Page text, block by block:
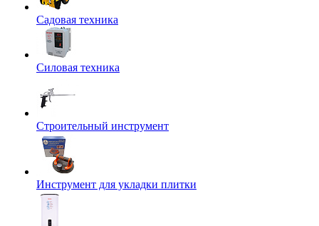
Садовая техника
Силовая техника
Строительный инструмент
Инструмент для укладки плитки